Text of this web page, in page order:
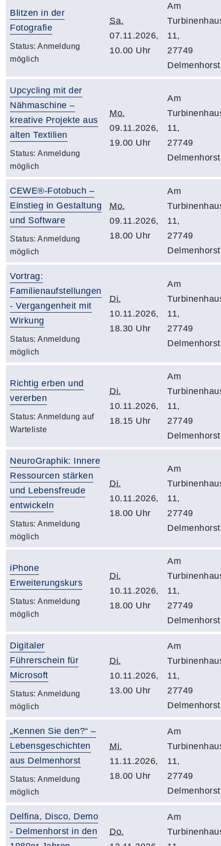
Blitzen in der
Fotografie
Status: Anmeldung
möglich
Sa.
07.11.2026,
10.00 Uhr
Am
11,
27749
Upcycling mit der
Nähmaschine –
kreative Projekte aus
alten Textilien
Status: Anmeldung
möglich
Mo.
09.11.2026,
19.00 Uhr
Am
11,
27749
CEWE®-Fotobuch –
Einstieg in Gestaltung
und Software
Status: Anmeldung
möglich
Mo.
09.11.2026,
18.00 Uhr
Am
11,
27749
Vortrag:
Familienaufstellungen
- Vergangenheit mit
Wirkung
Status: Anmeldung
möglich
Di.
10.11.2026,
18.30 Uhr
Am
11,
27749
Richtig erben und
vererben
Status: Anmeldung auf
Warteliste
Di.
10.11.2026,
18.15 Uhr
Am
11,
27749
NeuroGraphik: Innere
Ressourcen stärken
und Lebensfreude
entwickeln
Status: Anmeldung
möglich
Di.
10.11.2026,
18.00 Uhr
Am
11,
27749
iPhone
Erweiterungskurs
Status: Anmeldung
möglich
Di.
10.11.2026,
18.00 Uhr
Am
11,
27749
Digitaler
Führerschein für
Microsoft
Status: Anmeldung
möglich
Di.
10.11.2026,
13.00 Uhr
Am
11,
27749
„Kennen Sie den?“ –
Lebensgeschichten
aus Delmenhorst
Status: Anmeldung
möglich
Mi.
11.11.2026,
18.00 Uhr
Am
11,
27749
Delfina, Disco, Demo
- Delmenhorst in den
Do.
Am